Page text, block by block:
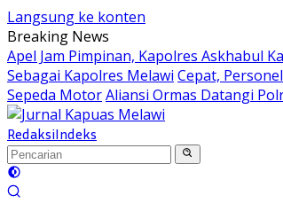
Langsung ke konten
Breaking News
Apel Jam Pimpinan, Kapolres Askhabul
Sebagai Kapolres Melawi Cepat,
Sepeda MotorAliansi Ormas Datangi
RedaksiIndeks